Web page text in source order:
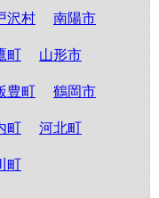
沢村 南陽市
町 山形市
豊町 鶴岡市
町 河北町
町